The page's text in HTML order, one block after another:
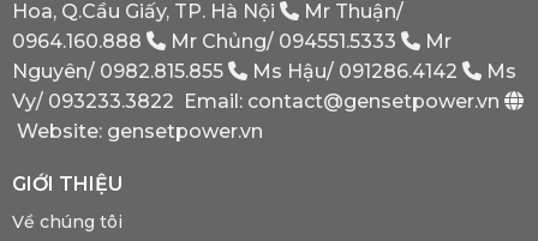
Phòng
Bắt
Phải
Có?
Hoa, Q.Cầu Giấy, TP. Hà Nội
Mr Thuận/
0964.160.888
Mr Chủng/ 094551.5333
Mr
Nguyên/ 0982.815.855 Ms Hậu/ 091286.4142
Ms
Vy/ 093233.3822 Email: contact@gensetpower.vn
Website: gensetpower.vn
GIỚI THIỆU
Về chúng tôi